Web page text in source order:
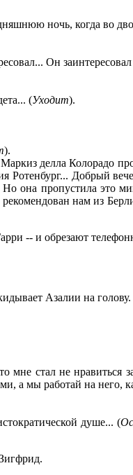
ночь, когда во
Он
(Уходит).
).
делла Колорадо
Ротенбург... Добрый
она пропустила это
нам из
-- и обрезают
Азалии на голову.
стал не нравиться
а мы работай на него,
душе... (